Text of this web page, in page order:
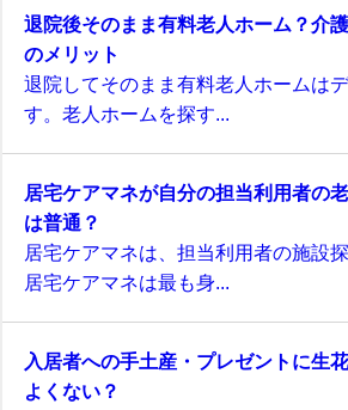
退院後そのまま有料老人ホーム？介
のメリット
退院してそのまま有料老人ホームは
す。老人ホームを探す...
居宅ケアマネが自分の担当利用者の
は普通？
居宅ケアマネは、担当利用者の施設
居宅ケアマネは最も身...
入居者への手土産・プレゼントに生
よくない？